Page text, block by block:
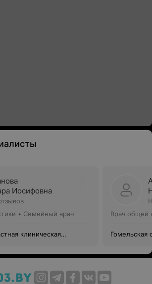
Иосифовна
• Семейный врач
клиническая
Врач общей
Гомельская